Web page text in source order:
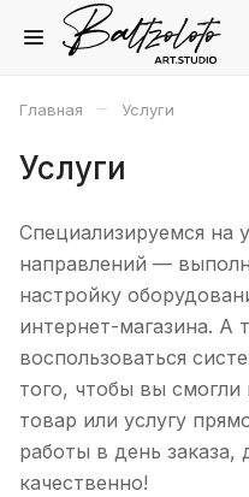
Главная – Услуги
Услуги
Специализируемся на
направлений —
настройку
интернет-магазина. А
воспользоваться
того, чтобы вы
товар или услугу
работы в день заказа,
качественно!